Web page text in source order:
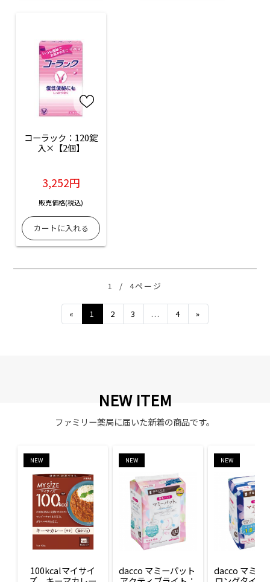
コーラック：120錠
入×【2個】
3,252円
販売価格(税込)
1 / 4ページ
« Previous
1 2 3 ... 4 »
NEW ITEM
ファミリー薬局に届いた新着の商品です。
NEW
100kcalマイサイ
NEW
dacco マミーパット
NEW
dacco マミー